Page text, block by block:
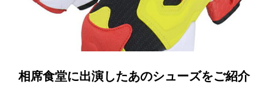
相席食堂に出演したあのシューズをご紹介